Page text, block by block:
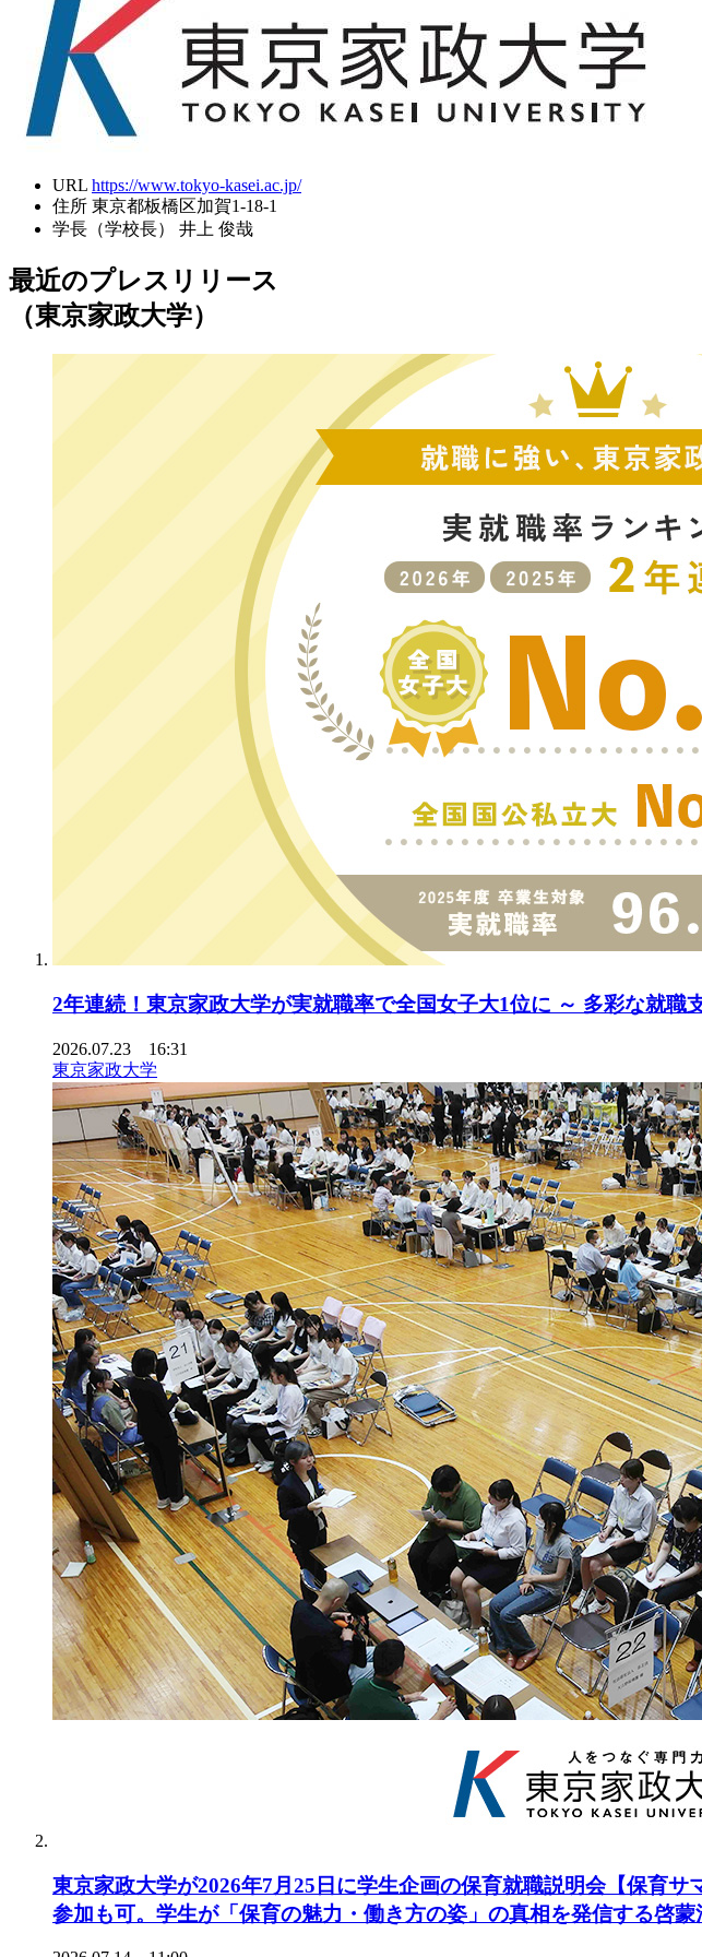
URL https://www.tokyo-kasei.ac.jp/
住所 東京都板橋区加賀1-18-1
学長（学校長）
井上 俊哉
最近のプレスリリース
（東京家政大学）
2年連続！東京家政大学が実就職率で全国女子大1位に ～ 多彩な就
2026.07.23 16:31
東京家政大学
東京家政大学が2026年7月25日に学生企画の保育就職説明会【保育
参加も可。学生が「保育の魅力・働き方の姿」の真相を発信する啓蒙